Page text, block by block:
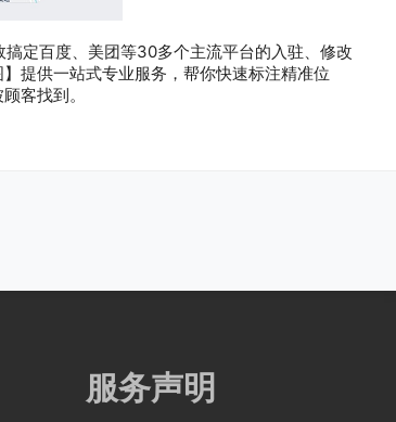
定百度、美团等30多个主流平台的入驻、修改
提供一站式专业服务，帮你快速标注精准位
客找到。
服务声明